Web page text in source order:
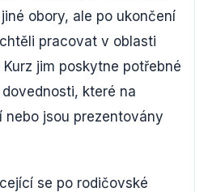
obory, ale po ukončení
pracovat v oblasti
jim poskytne potřebné
které na
jsou prezentovány
se po rodičovské